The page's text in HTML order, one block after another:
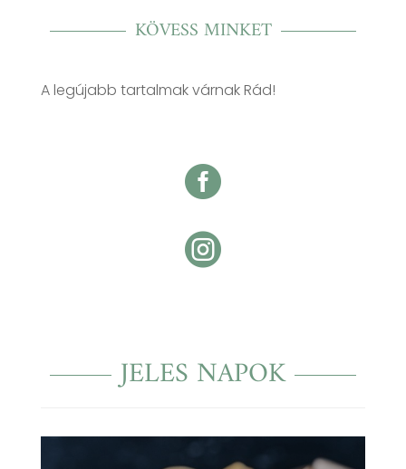
KÖVESS MINKET
A legújabb tartalmak várnak Rád!


JELES NAPOK